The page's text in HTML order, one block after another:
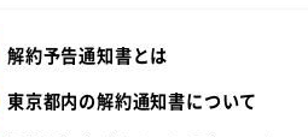
解約予告通知書とは
東京都内の解約通知書について